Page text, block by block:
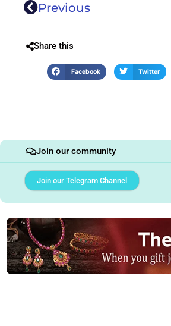
Previous
Share this
Facebook Twitter
Join our community
Join our Telegram Channel